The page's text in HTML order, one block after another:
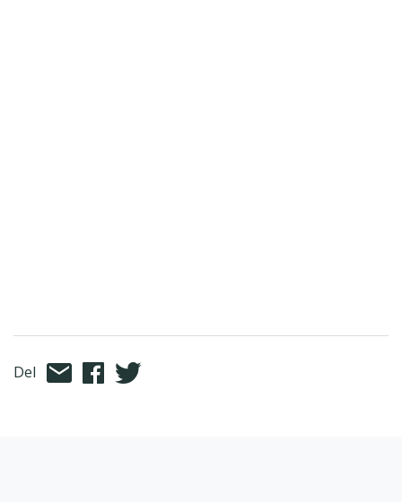
Del